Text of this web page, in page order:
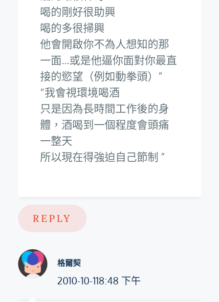
喝的剛好很助興
喝的多很掃興
他會開啟你不為人想知的那
一面…或是他逼你面對你最直
接的慾望（例如動拳頭）
我會視環境喝酒
只是因為長時間工作後的身
體，酒喝到一個程度會頭痛
一整天
所以現在得強迫自己節制
REPLY
格爾契
2010-10-118:48 下午